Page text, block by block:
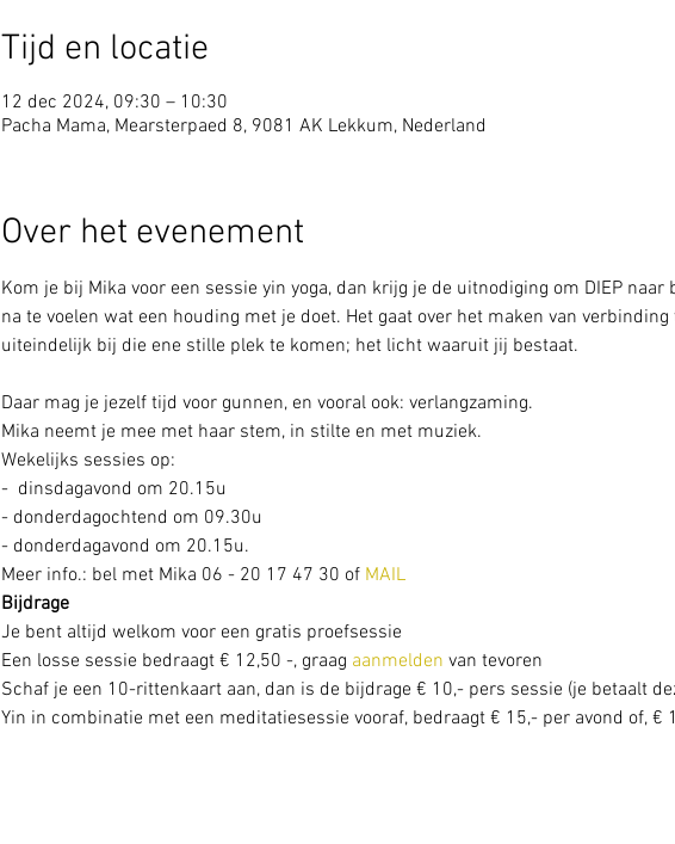
Tijd en locatie
12 dec 2024, 09:30 – 10:30
Pacha Mama, Mearsterpaed 8, 9081 AK Lekkum, Nederland
Over het evenement
Kom je bij Mika voor een sessie yin yoga, dan krijg je de uitnodiging om DIEP
na te voelen wat een houding met je doet. Het gaat over het maken van
uiteindelijk bij die ene stille plek te komen; het licht waaruit jij bestaat.
Daar mag je jezelf tijd voor gunnen, en vooral ook: verlangzaming.
Mika neemt je mee met haar stem, in stilte en met muziek.
Wekelijks sessies op:
-  dinsdagavond om 20.15u
- donderdagochtend om 09.30u
- donderdagavond om 20.15u.
Meer info.: bel met Mika 06 - 20 17 47 30 of MAIL
Bijdrage
Je bent altijd welkom voor een gratis proefsessie
Een losse sessie bedraagt € 12,50 -, graag aanmelden van tevoren
Schaf je een 10-rittenkaart aan, dan is de bijdrage € 10,- pers sessie (je betaalt
Yin in combinatie met een meditatiesessie vooraf, bedraagt € 15,- per avond of, €